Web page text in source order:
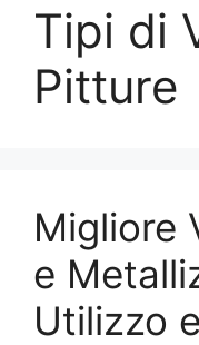
Tipi di
Pitture
Migliore
e
Utilizzo